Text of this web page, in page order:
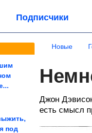
Подписчики
под
Новые
Джон
есть смысл